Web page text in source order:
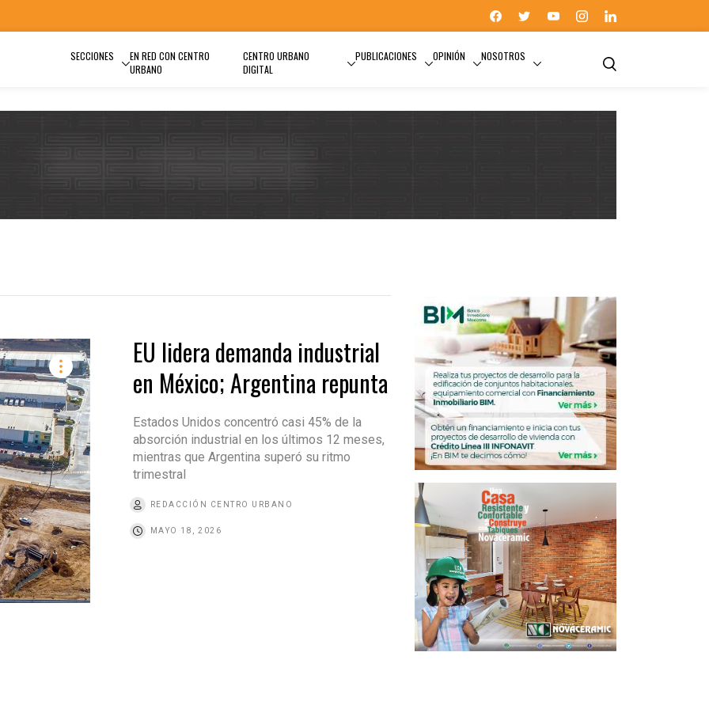
SECCIONES
EN RED CON CENTRO
URBANO
CENTRO URBANO
DIGITAL
PUBLICACIONES OPINIÓN NOSOTROS
EU lidera demanda industrial
en México; Argentina repunta
Estados Unidos concentró casi 45% de la
absorción industrial en los últimos 12 meses,
mientras que Argentina superó su ritmo
trimestral
REDACCIÓN CENTRO URBANO
MAYO 18, 2026
INVERSIÓN EXTRANJERA